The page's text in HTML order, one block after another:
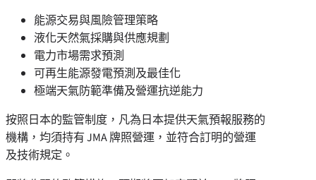
能源交易與風險管理策略
液化天然氣採購與供應規劃
電力市場需求預測
可再生能源發電預測及最佳化
極端天氣防範準備及營運抗逆能力
按照日本的監管制度，凡為日本提供天氣預報服務的
機構，均須持有 JMA 牌照營運，並符合訂明的營運
及技術規定。